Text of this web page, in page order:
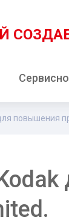
повышения